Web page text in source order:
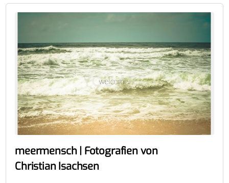
meermensch | Fotografien von
Christian Isachsen